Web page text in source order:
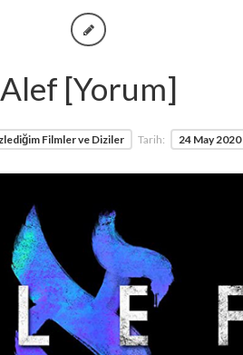
Alef [Yorum]
Filmler ve Diziler Tarih: 24 May 2020